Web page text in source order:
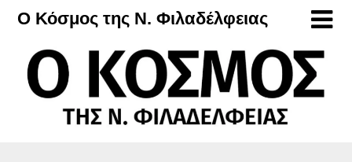
Μετάβαση
περιεχόμενο
Ο Κόσμος της Ν. Φιλαδέλφειας